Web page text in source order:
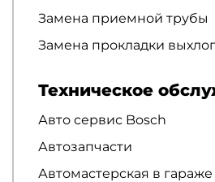
Замена приемной трубы
Замена прокладки
Техническое
Авто сервис Bosch
Автозапчасти
Автомастерская в гараже